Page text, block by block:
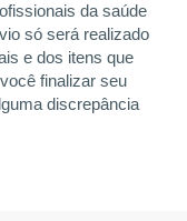
da saúde
só será realizado
e dos itens que
finalizar seu
discrepância